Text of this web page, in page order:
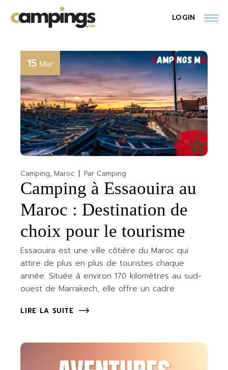
the
content
LOGIN
15 Mar
Camping Maroc Par Camping
Camping à Essaouira au
Maroc : Destination de
choix pour le tourisme
Essaouira est une ville côtière du Maroc qui
attire de plus en plus de touristes chaque
année. Située à environ 170 kilomètres au sud-
ouest de Marrakech, elle offre un cadre
LIRE LA SUITE